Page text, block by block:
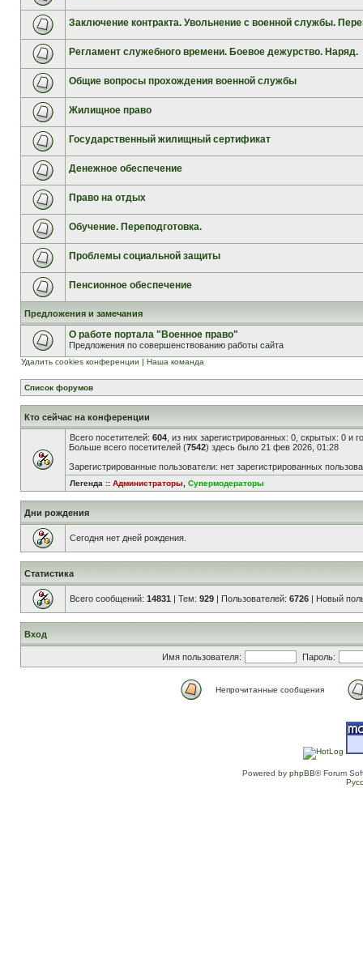
Заключение контракта. Увольнение с военной службы.
Регламент служебного времени. Боевое дежурство. Наряд.
Общие вопросы прохождения военной службы
Жилищное право
Государственный жилищный сертификат
Денежное обеспечение
Право на отдых
Обучение. Переподготовка.
Проблемы социальной защиты
Пенсионное обеспечение
Предложения и замечания
О работе портала "Военное право"
Предложения по совершенствованию работы сайта
Удалить cookies конференции | Наша команда
Список форумов
Кто сейчас на конференции
Всего посетителей: 604 , из них зарегистрированных: 0, скрытых: 0 и
Больше всего посетителей (7542) здесь было 21 фев 2026, 01:28
Зарегистрированные пользователи: нет зарегистрированных
Легенда :: Администраторы Супермодераторы
Дни рождения
Сегодня нет дней рождения.
Статистика
Всего сообщений: 14831 | Тем: 929 | Пользователей: 6726 | Новый
Вход
Имя пользователя: Пароль:
Непрочитанные сообщения
Powered by phpBB® Forum